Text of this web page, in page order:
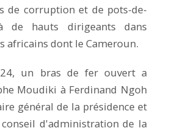
de corruption et de pots-de-
de hauts dirigeants dans
africains dont le Cameroun.
un bras de fer ouvert a
Moudiki à Ferdinand Ngoh
général de la présidence et
d'administration de la